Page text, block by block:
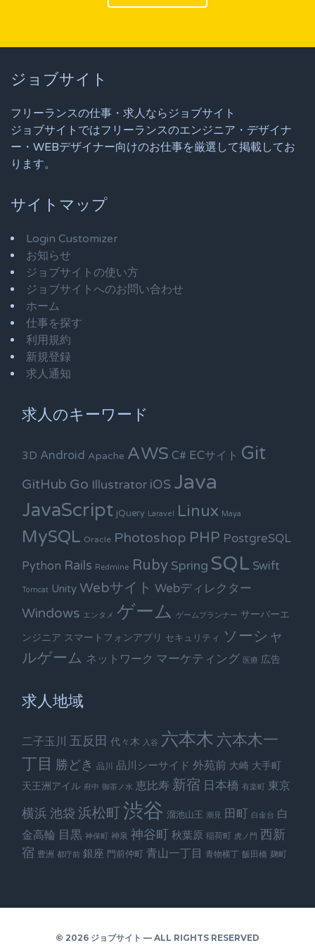
ジョブサイト
フリーランスの仕事・求人ならジョブサイト
ジョブサイトではフリーランスのエンジニア・デザイナ
ー・WEBデザイナー向けのお仕事を厳選して掲載してお
ります。
サイトマップ
Login Customizer
お知らせ
ジョブサイトの使い方
ジョブサイトへのお問い合わせ
ホーム
仕事を探す
利用規約
新規登録
求人通知
求人のキーワード
3D Android Apache AWS C# ECサイト Git
GitHub Go Illustrator iOS Java
JavaScript jQuery Laravel Linux Maya
MySQL Oracle Photoshop PHP PostgreSQL
Python Rails Redmine Ruby Spring SQL Swift
Tomcat Unity Webサイト Webディレクター
Windows エンタメ ゲーム ゲームプランナー サーバーエ
ンジニア スマートフォンアプリ セキュリティ
ソーシャ
ルゲーム ネットワーク マーケティング 医療 広告
求人地域
二子玉川 五反田 代々木 入谷 六本木 六本木一
丁目 勝どき 品川 品川シーサイド 外苑前 大崎 大手町
天王洲アイル 府中 御茶ノ水 恵比寿 新宿 日本橋 有楽町 東京
横浜 池袋 浜松町 渋谷 溜池山王 潮見 田町 白金台 白
金高輪 目黒 神保町 神泉 神谷町 秋葉原 稲荷町 虎ノ門 西新
宿 豊洲 都庁前 銀座 門前仲町 青山一丁目 青物横丁 飯田橋 麹町
© 2026 ジョブサイト — ALL RIGHTS RESERVED